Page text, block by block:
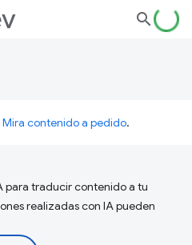
Mira contenido a pedido.
para traducir contenido a tu
realizadas con IA pueden